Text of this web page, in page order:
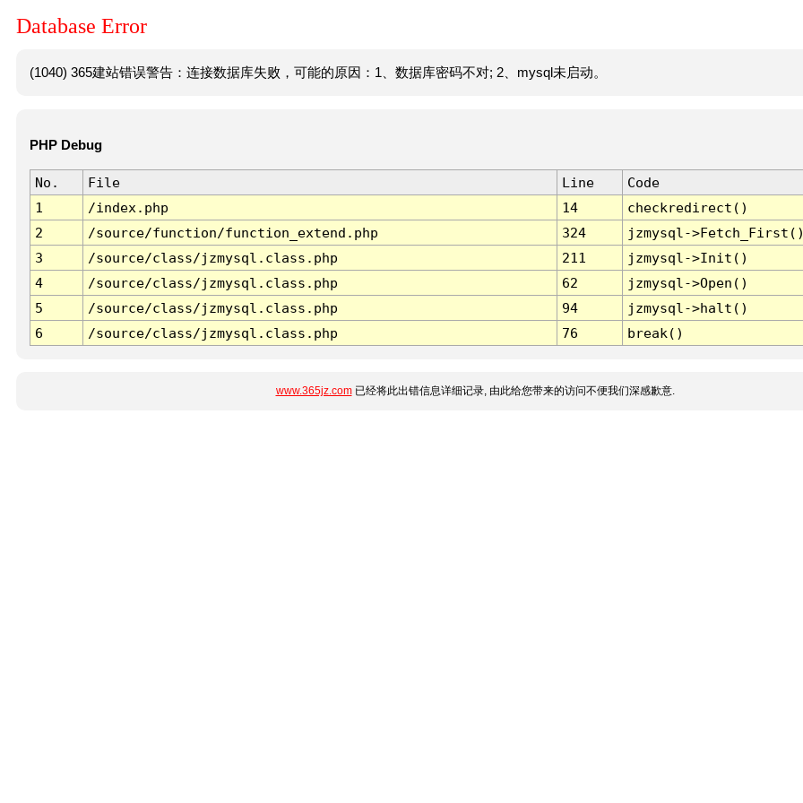
Database Error
(1040) 365建站错误警告：连接数据库失败，可能的原因：1、数据库密码不对; 2、mysql未启动。
PHP Debug
No. File Line
Code
1
/index.php 14
checkredirect()
2
/source/function/function_extend.php 324
jzmysql-
3
/source/class/jzmysql.class.php 211
jzmysql->Init()
4
/source/class/jzmysql.class.php 62
jzmysql->Open()
5
/source/class/jzmysql.class.php 94
jzmysql->halt()
6
/source/class/jzmysql.class.php 76 break()
www.365jz.com已经将此出错信息详细记录, 由此给您带来的访问不便我们深感歉意.